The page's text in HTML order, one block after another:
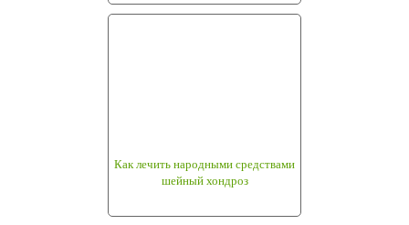
Как лечить народными средствами
шейный хондроз